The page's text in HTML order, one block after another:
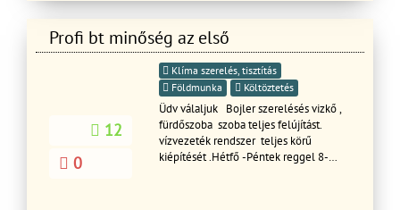
gipszkartonszerelésre , teljeskörű
lakásfelújításra van szüksége!
Üdvözlettel Tóth Csaba
Profi bt minőség az első
12
0
Klíma szerelés, tisztítás
Földmunka
Költöztetés
Üdv válaljuk Bojler szerelésés vizkő ,
fürdőszoba szoba teljes felújítást.
vízvezeték rendszer teljes körű
kiépítését .Hétfő -Péntek reggel 8-